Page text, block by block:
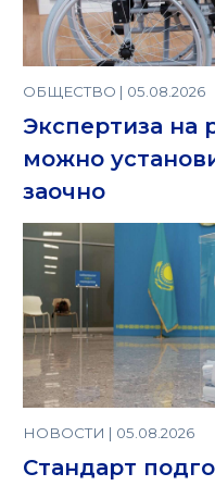
ОБЩЕСТВО | 05.08.2026
Экспертиза на
можно
заочно
НОВОСТИ | 05.08.2026
Стандарт